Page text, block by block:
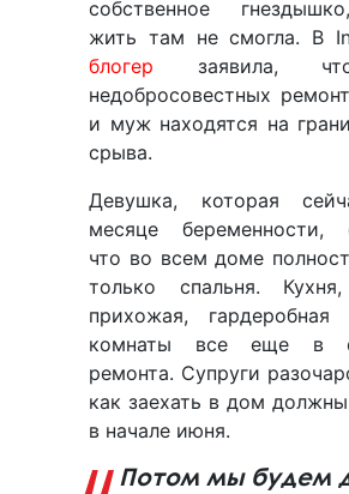
собственное
жить там не смогла. В
блогер заявила,
недобросовестных
и муж находятся на
срыва.
Девушка, которая
месяце беременности,
что во всем доме
только спальня.
прихожая,
комнаты все еще в
ремонта. Супруги
как заехать в дом
в начале июня.
Потом мы будем